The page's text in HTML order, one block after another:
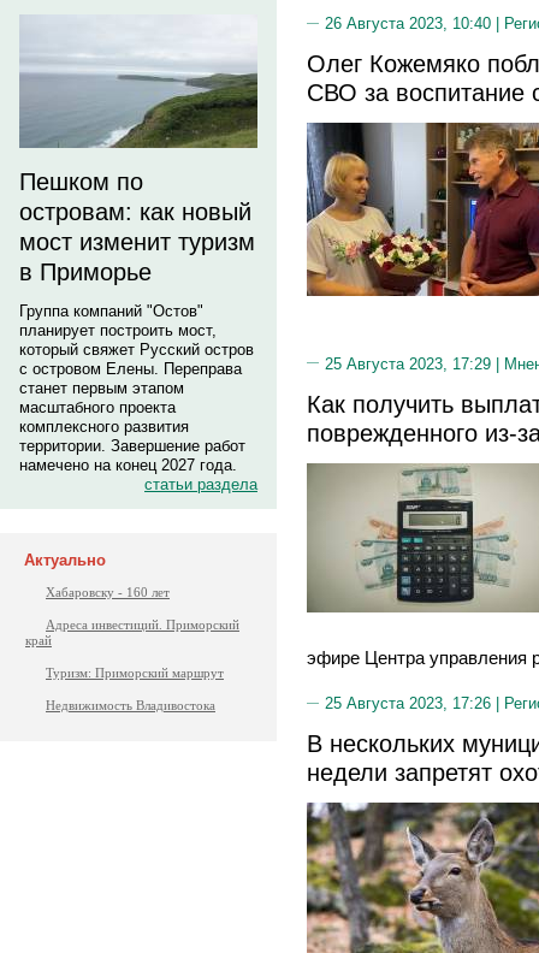
Пешком по
островам: как новый
мост изменит туризм
в Приморье
Группа компаний "Остов"
планирует построить мост,
который свяжет Русский остров
с островом Елены. Переправа
станет первым этапом
масштабного проекта
комплексного развития
территории. Завершение работ
намечено на конец 2027 года.
статьи раздела
Актуально
Хабаровску - 160 лет
Адреса инвестиций. Приморский
край
Туризм: Приморский маршрут
Недвижимость Владивостока
26 Августа 2023, 10:40 |
Олег Кожемяко
СВО за воспитание
25 Августа 2023, 17:29 |
Как получить
поврежденного из-
эфире Центра управления
25 Августа 2023, 17:26 |
В нескольких
недели запретят